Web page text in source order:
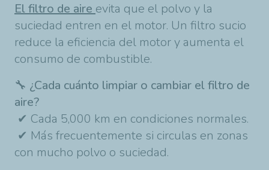
El filtro de aire evita que el polvo y la
suciedad entren en el motor. Un filtro sucio
reduce la eficiencia del motor y aumenta el
consumo de combustible.
🔧 ¿Cada cuánto limpiar o cambiar el filtro de
aire?
✔ Cada 5,000 km en condiciones normales.
✔ Más frecuentemente si circulas en zonas
con mucho polvo o suciedad.